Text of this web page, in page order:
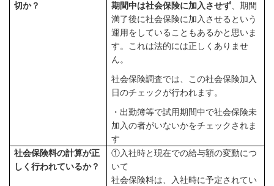
切か？
期間中は社会保険に加入させず、期間
満了後に社会保険に加入させるという
運用をしていることもあるかと思いま
す。これは法的には正しくありませ
ん。
社会保険調査では、この社会保険加入
日のチェックが行われます。
・出勤簿等で試用期間中で社会保険未
加入の者がいないかをチェックされま
す
社会保険料の計算が正
しく行われているか？
①入社時と現在での給与額の変動につ
いて
社会保険料は、入社時に予定されてい